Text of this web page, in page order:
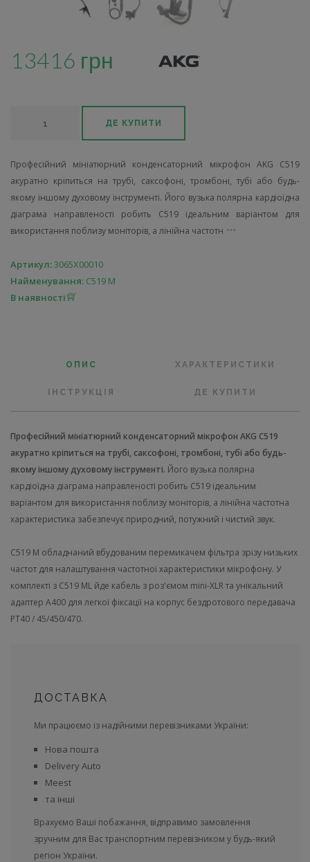
13416 грн
ДЕ КУПИТИ
Професійний мініатюрний конденсаторний мікрофон AKG C519
акуратно кріпиться на трубі, саксофоні, тромбоні, тубі або будь-
якому іншому духовому інструменті. Його вузька полярна кардіоїдна
діаграма направленості робить C519 ідеальним варіантом для
використання поблизу моніторів, а лінійна частотн
Артикул:3065X00010
Найменування: C519 M
В наявності
ОПИС ХАРАКТЕРИСТИКИ
ІНСТРУКЦІЯ ДЕ КУПИТИ
Професійний мініатюрний конденсаторний мікрофон AKG C519
акуратно кріпиться на трубі, саксофоні, тромбоні, тубі або будь-
якому іншому духовому інструменті. Його вузька полярна
кардіоїдна діаграма направленості робить C519 ідеальним
варіантом для використання поблизу моніторів, а лінійна частотна
характеристика забезпечує природний, потужний і чистий звук.
C519 M обладнаний вбудованим перемикачем фільтра зрізу низьких
частот для налаштування частотної характеристики мікрофону. У
комплекті з C519 ML йде кабель з роз'ємом mini-XLR та унікальний
адаптер A400 для легкої фіксації на корпус бездротового передавача
PT40 / 45/450/470.
ДОСТАВКА
Ми працюємо із надійними перевізниками України:
Нова пошта
Delivery Auto
Meest
та інші
Врахуємо Ваші побажання, відправимо замовлення
зручним для Вас транспортним перевізником у будь-який
регіон України.